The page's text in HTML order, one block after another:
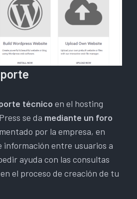
técnico en el hosting
se da mediante un foro
por la empresa, en
información entre usuarios a
ayuda con las consultas
el proceso de creación de tu